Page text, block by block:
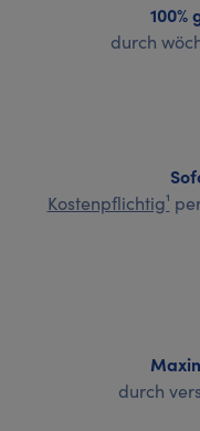
durch
Kostenpflichtig¹
durch